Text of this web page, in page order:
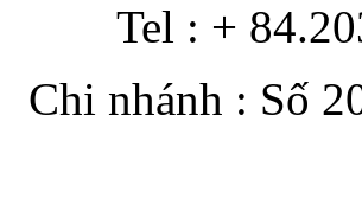
Tel : +
Chi nhánh : Số